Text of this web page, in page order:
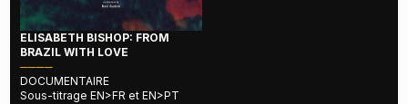
ELISABETH BISHOP: FROM
BRAZIL WITH LOVE
────
DOCUMENTAIRE
Sous-titrage EN>FR et EN>PT